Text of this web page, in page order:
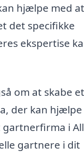
hjælpe med at
det specifikke
ekspertise
om at skabe et
der kan hjælpe
i
gartnere i dit